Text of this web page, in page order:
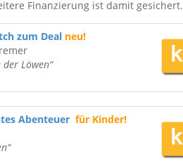
Finanzierung ist damit gesichert.
zum Deal neu!
Löwen“
Abenteuer für Kinder!